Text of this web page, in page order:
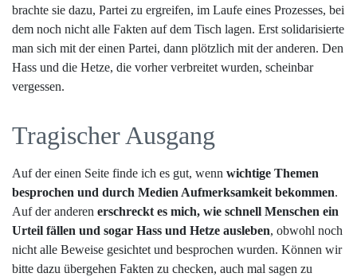
brachte sie dazu, Partei zu ergreifen, im Laufe eines Prozesses, bei
dem noch nicht alle Fakten auf dem Tisch lagen. Erst solidarisierte
man sich mit der einen Partei, dann plötzlich mit der anderen. Den
Hass und die Hetze, die vorher verbreitet wurden, scheinbar
vergessen.
Tragischer Ausgang
Auf der einen Seite finde ich es gut, wenn wichtige Themen
besprochen und durch Medien Aufmerksamkeit bekommen.
Auf der anderen erschreckt es mich, wie schnell Menschen ein
Urteil fällen und sogar Hass und Hetze ausleben, obwohl noch
nicht alle Beweise gesichtet und besprochen wurden. Können wir
bitte dazu übergehen Fakten zu checken, auch mal sagen zu